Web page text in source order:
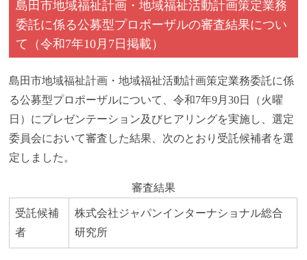
島田市地域福祉計画・地域福祉活動計画策定業務
委託に係る公募型プロポーザルの審査結果につい
て（令和7年10月7日掲載）
島田市地域福祉計画・地域福祉活動計画策定業務委託に係
る公募型プロポーザルについて、令和7年9月30日（火曜
日）にプレゼンテーション及びヒアリングを実施し、選定
委員会において審査した結果、次のとおり受託候補者を選
定しました。
審査結果
受託候補
者
株式会社ジャパンインターナショナル総合
研究所